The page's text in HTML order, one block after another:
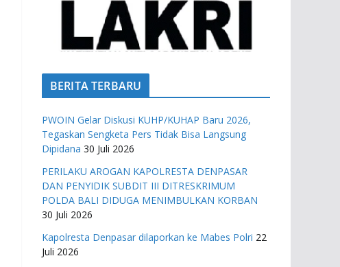
BERITA TERBARU
PWOIN Gelar Diskusi KUHP/KUHAP Baru 2026,
Tegaskan Sengketa Pers Tidak Bisa Langsung
Dipidana 30 Juli 2026
PERILAKU AROGAN KAPOLRESTA DENPASAR
DAN PENYIDIK SUBDIT III DITRESKRIMUM
POLDA BALI DIDUGA MENIMBULKAN KORBAN
30 Juli 2026
Kapolresta Denpasar dilaporkan ke Mabes Polri 22
Juli 2026